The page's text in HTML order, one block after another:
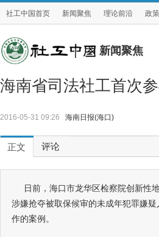
社工中国首页 新闻聚焦 理论前沿 政
新闻聚焦
海南省司法社工首次
2016-05-31 09:26 海南日报(海口)
正文 评论
日前，海口市龙华区检察院创新性
涉嫌抢夺被取保候审的未成年犯罪嫌
作的案例。